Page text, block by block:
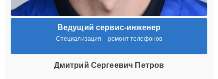
Ведущий сервис-инженер
Специализация – ремонт телефонов
Дмитрий Сергеевич Петров